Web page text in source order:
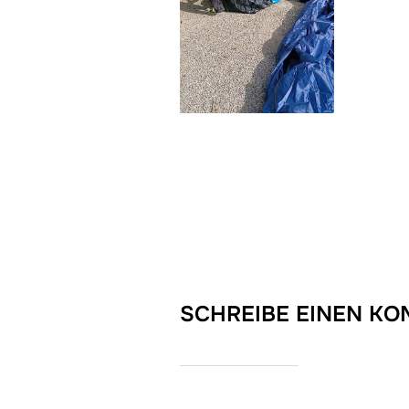
SCHREIBE EINEN